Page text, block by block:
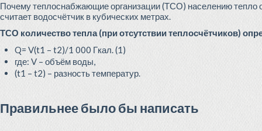
Почему теплоснабжающие организации (ТСО) населению тепло
считает водосчётчик в кубических метрах.
ТСО количество тепла (при отсутствии теплосчётчиков)
Q= V(t1 – t2)/1 000 Гкал. (1)
где: V – объём воды,
(t1 – t2) – разность температур.
Правильнее было бы написать